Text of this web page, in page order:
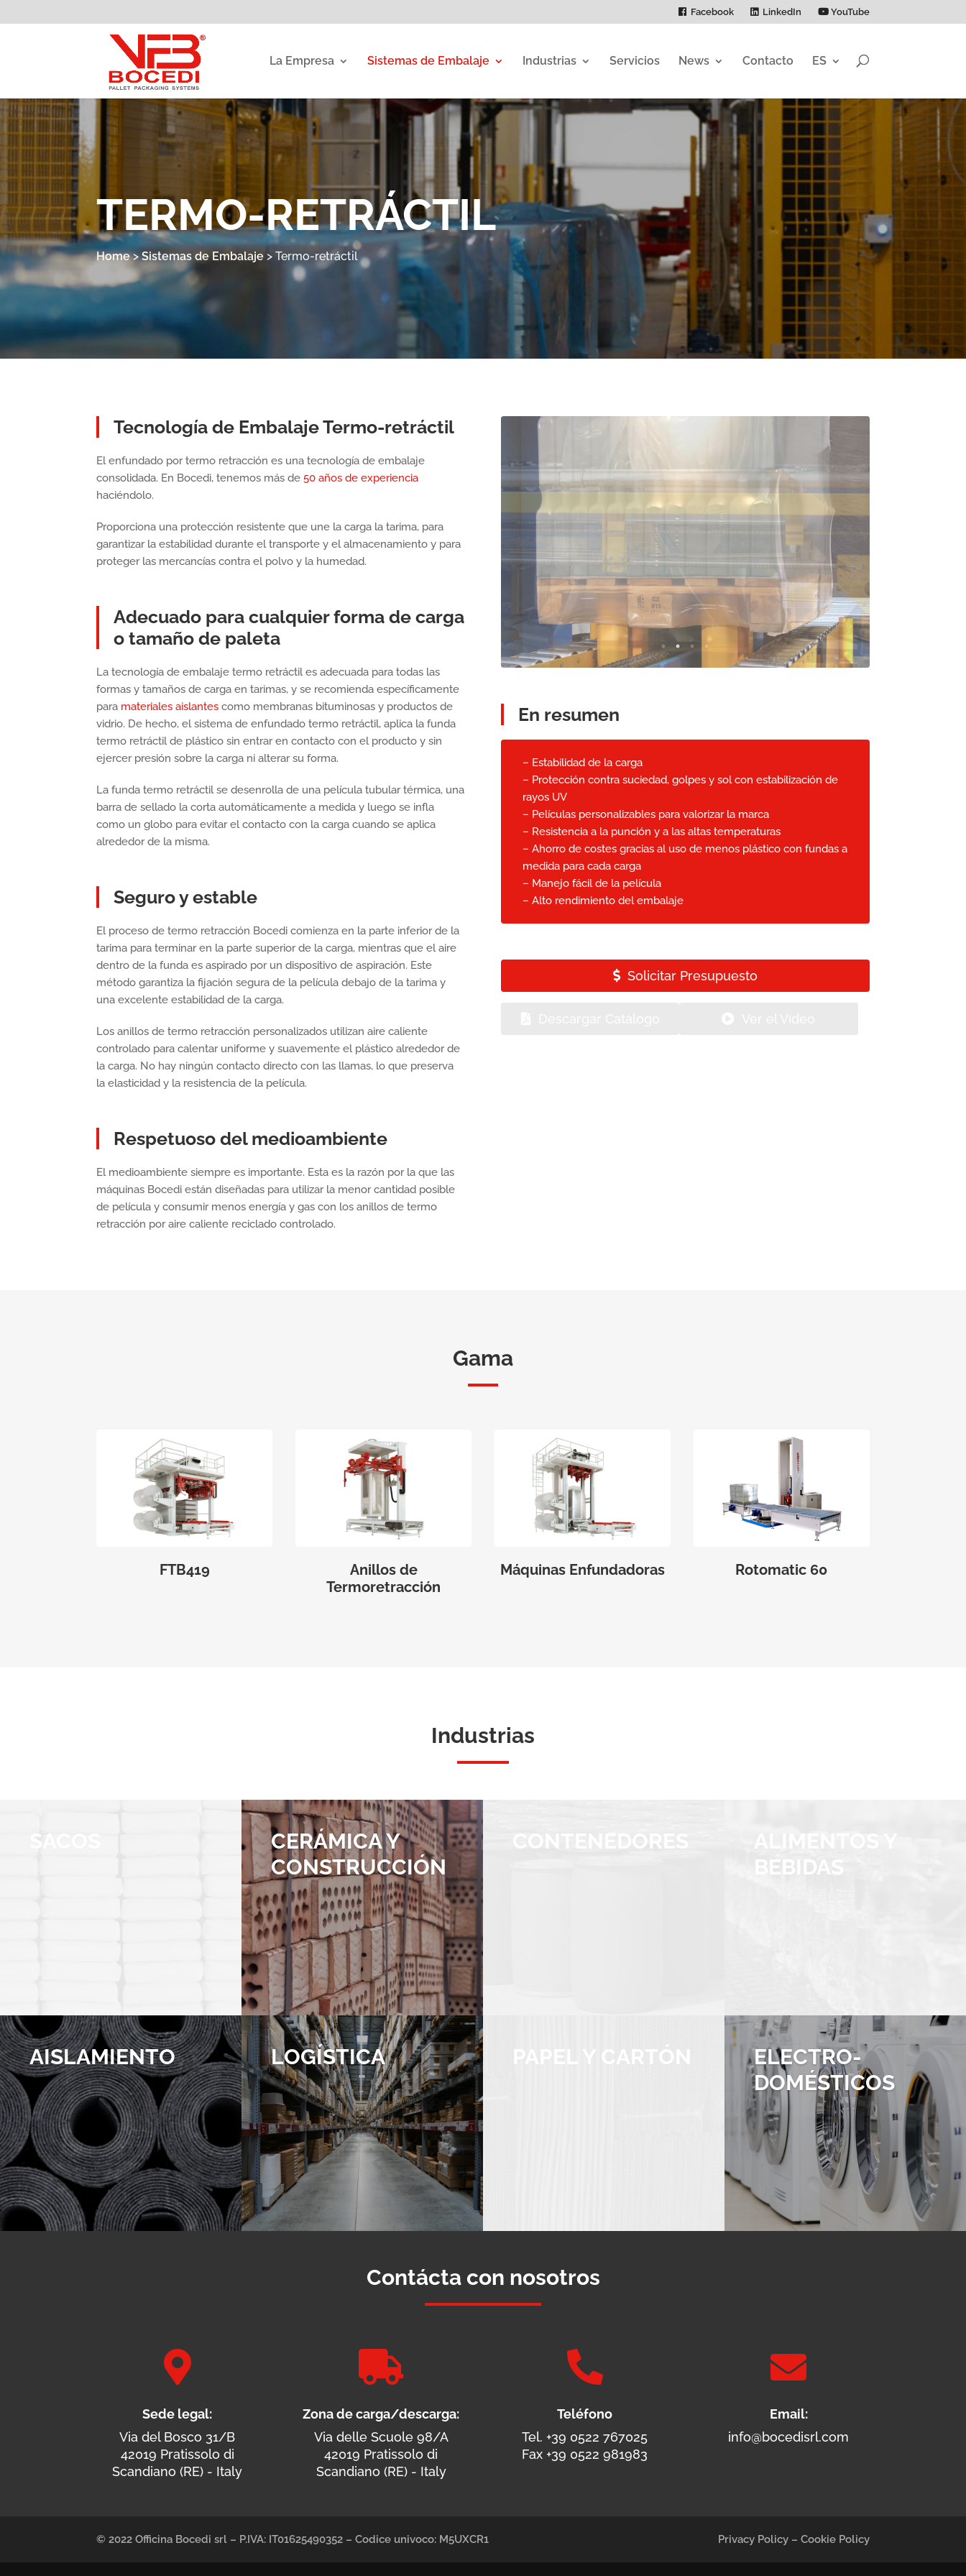
Facebook LinkedIn YouTube
La Empresa Sistemas de Embalaje Industrias Servicios News Contacto ES
TERMO-RETRÁCTIL
Home>Sistemas de Embalaje >Termo-retráctil
Tecnología de Embalaje Termo-retráctil
El enfundado por termo retracción es una tecnología de embalaje
consolidada. En Bocedi, tenemos más de50 años de experiencia
haciéndolo.
Proporciona una protección resistente que une la carga la tarima, para
garantizar la estabilidad durante el transporte y el almacenamiento y para
proteger las mercancías contra el polvo y la humedad.
Adecuado para cualquier forma de carga
o tamaño de paleta
La tecnología de embalaje termo retráctil es adecuada para todas las
formas y tamaños de carga en tarimas, y se recomienda específicamente
para materiales aislantes como membranas bituminosas y productos de
vidrio. De hecho, el sistema de enfundado termo retráctil, aplica la funda
termo retráctil de plástico sin entrar en contacto con el producto y sin
ejercer presión sobre la carga ni alterar su forma.
La funda termo retráctil se desenrolla de una película tubular térmica, una
barra de sellado la corta automáticamente a medida y luego se infla
como un globo para evitar el contacto con la carga cuando se aplica
alrededor de la misma.
Seguro y estable
El proceso de termo retracción Bocedi comienza en la parte inferior de la
tarima para terminar en la parte superior de la carga, mientras que el aire
dentro de la funda es aspirado por un dispositivo de aspiración. Este
método garantiza la fijación segura de la película debajo de la tarima y
una excelente estabilidad de la carga.
Los anillos de termo retracción personalizados utilizan aire caliente
controlado para calentar uniforme y suavemente el plástico alrededor de
la carga. No hay ningún contacto directo con las llamas, lo que preserva
la elasticidad y la resistencia de la película.
Respetuoso del medioambiente
El medioambiente siempre es importante. Esta es la razón por la que las
máquinas Bocedi están diseñadas para utilizar la menor cantidad posible
de película y consumir menos energía y gas con los anillos de termo
retracción por aire caliente reciclado controlado.
En resumen
– Estabilidad de la carga
– Protección contra suciedad, golpes y sol con estabilización de
rayos UV
– Películas personalizables para valorizar la marca
– Resistencia a la punción y a las altas temperaturas
– Ahorro de costes gracias al uso de menos plástico con fundas a
medida para cada carga
– Manejo fácil de la película
– Alto rendimiento del embalaje
Solicitar Presupuesto
Gama
FTB419
Anillos de
Termoretracción
Máquinas Enfundadoras Rotomatic 60
Industrias
SACOS
CERÁMICA Y
CONSTRUCCIÓN
CONTENEDORES
BEBIDAS
AISLAMIENTO LOGÍSTICA PAPEL Y CARTÓN
ELECTRO­
DOMÉSTICOS
Contácta con nosotros

Sede legal:
Via del Bosco 31/B
42019 Pratissolo di
Scandiano (RE) - Italy

Zona de carga/descarga:
Via delle Scuole 98/A
42019 Pratissolo di
Scandiano (RE) - Italy

Teléfono
Tel. +39 0522 767025
Fax +39 0522 981983

Email:
info@bocedisrl.com
© 2022 Officina Bocedi srl – P.IVA: IT01625490352 – Codice univoco: M5UXCR1 Privacy Policy– Cookie Policy